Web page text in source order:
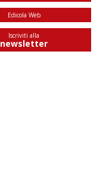
Edicola Web
Iscriviti alla
newsletter